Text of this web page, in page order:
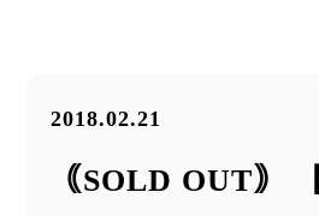
2018.02.21
｟SOLD OUT｠